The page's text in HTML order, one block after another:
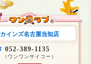
カインズ名古屋当知店
052-389-1135
（ワンワンサイコー）